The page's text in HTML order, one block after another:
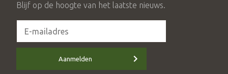
Blijf op de hoogte van het laatste nieuws.
Aanmelden